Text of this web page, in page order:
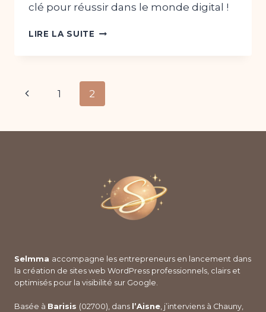
clé pour réussir dans le monde digital !
LIRE LA SUITE POURQUOI
EST
INDISPENSABLE
POUR
NOUVEAUX
Navigation
Page
1 2
Selmma accompagne les entrepreneurs en lancement dans
la création de sites web WordPress professionnels, clairs et
optimisés pour la visibilité sur Google.
Basée à Barisis (02700), dans l’Aisne, j’interviens à Chauny,